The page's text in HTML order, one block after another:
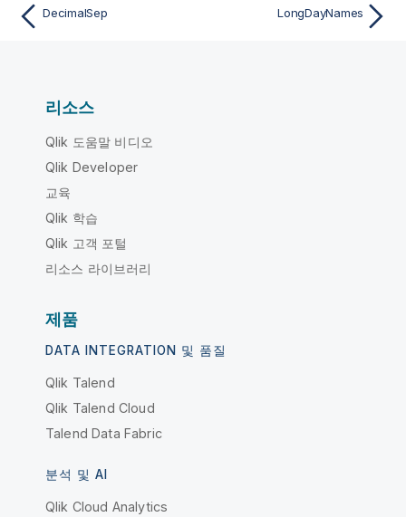
DecimalSep LongDayNames
리소스
Qlik 도움말 비디오
Qlik Developer
교육
Qlik 학습
Qlik 고객 포털
리소스 라이브러리
제품
DATA INTEGRATION 및 품질
Qlik Talend
Qlik Talend Cloud
Talend Data Fabric
분석 및 AI
Qlik Cloud Analytics